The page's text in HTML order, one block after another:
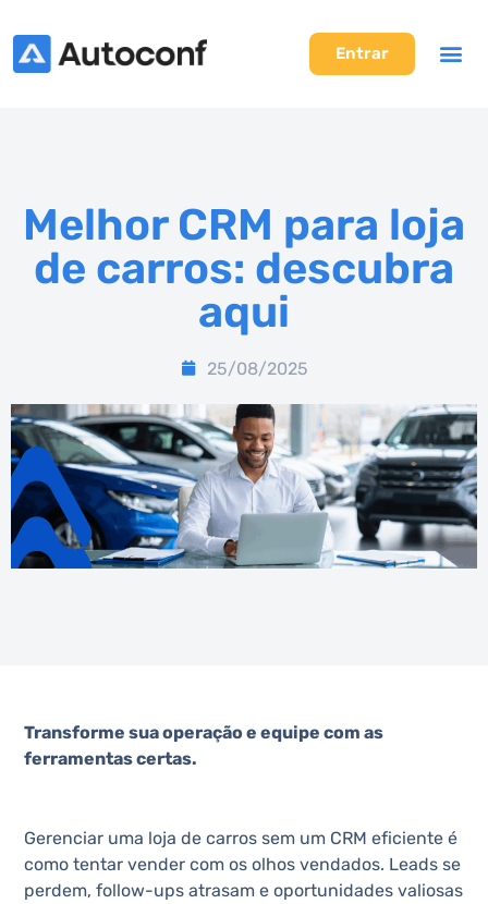
Entrar
Melhor CRM para loja
de carros: descubra
aqui
25/08/2025
Transforme sua operação e equipe com as
ferramentas certas.
Gerenciar uma loja de carros sem um CRM eficiente é
como tentar vender com os olhos vendados. Leads se
perdem, follow-ups atrasam e oportunidades valiosas